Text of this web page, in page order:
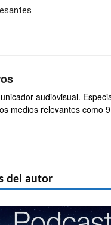
audiovisual.
medios relevantes como
del autor